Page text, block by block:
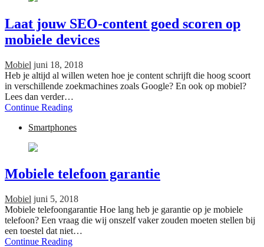
Laat jouw SEO-content goed scoren op
mobiele devices
Mobiel juni 18, 2018
Heb je altijd al willen weten hoe je content schrijft die hoog scoort
in verschillende zoekmachines zoals Google? En ook op mobiel?
Lees dan verder…
Continue Reading
Smartphones
Mobiele telefoon garantie
Mobiel juni 5, 2018
Mobiele telefoongarantie Hoe lang heb je garantie op je mobiele
telefoon? Een vraag die wij onszelf vaker zouden moeten stellen bij
een toestel dat niet…
Continue Reading